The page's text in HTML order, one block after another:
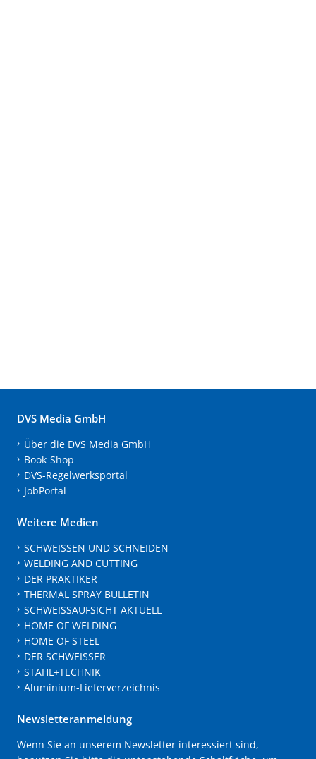
DVS Media GmbH
Über die DVS Media GmbH
Book-Shop
DVS-Regelwerksportal
JobPortal
Weitere Medien
SCHWEISSEN UND SCHNEIDEN
WELDING AND CUTTING
DER PRAKTIKER
THERMAL SPRAY BULLETIN
SCHWEISSAUFSICHT AKTUELL
HOME OF WELDING
HOME OF STEEL
DER SCHWEISSER
STAHL+TECHNIK
Aluminium-Lieferverzeichnis
Newsletteranmeldung
Wenn Sie an unserem Newsletter interessiert sind,